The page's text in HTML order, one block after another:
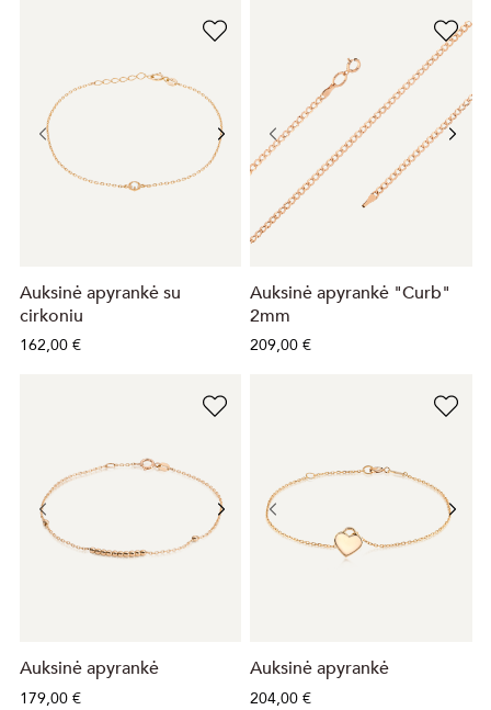
Auksinė apyrankė su
cirkoniu
162,00 €
Auksinė apyrankė "Curb"
2mm
209,00 €
Auksinė apyrankė
179,00 €
Auksinė apyrankė
204,00 €